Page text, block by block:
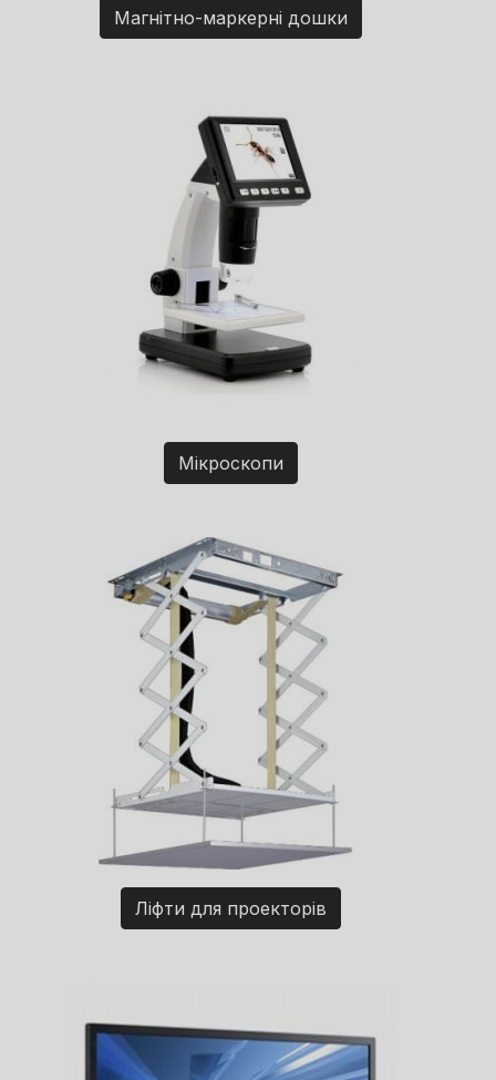
Магнітно-маркерні дошки
Мікроскопи
Ліфти для проекторів